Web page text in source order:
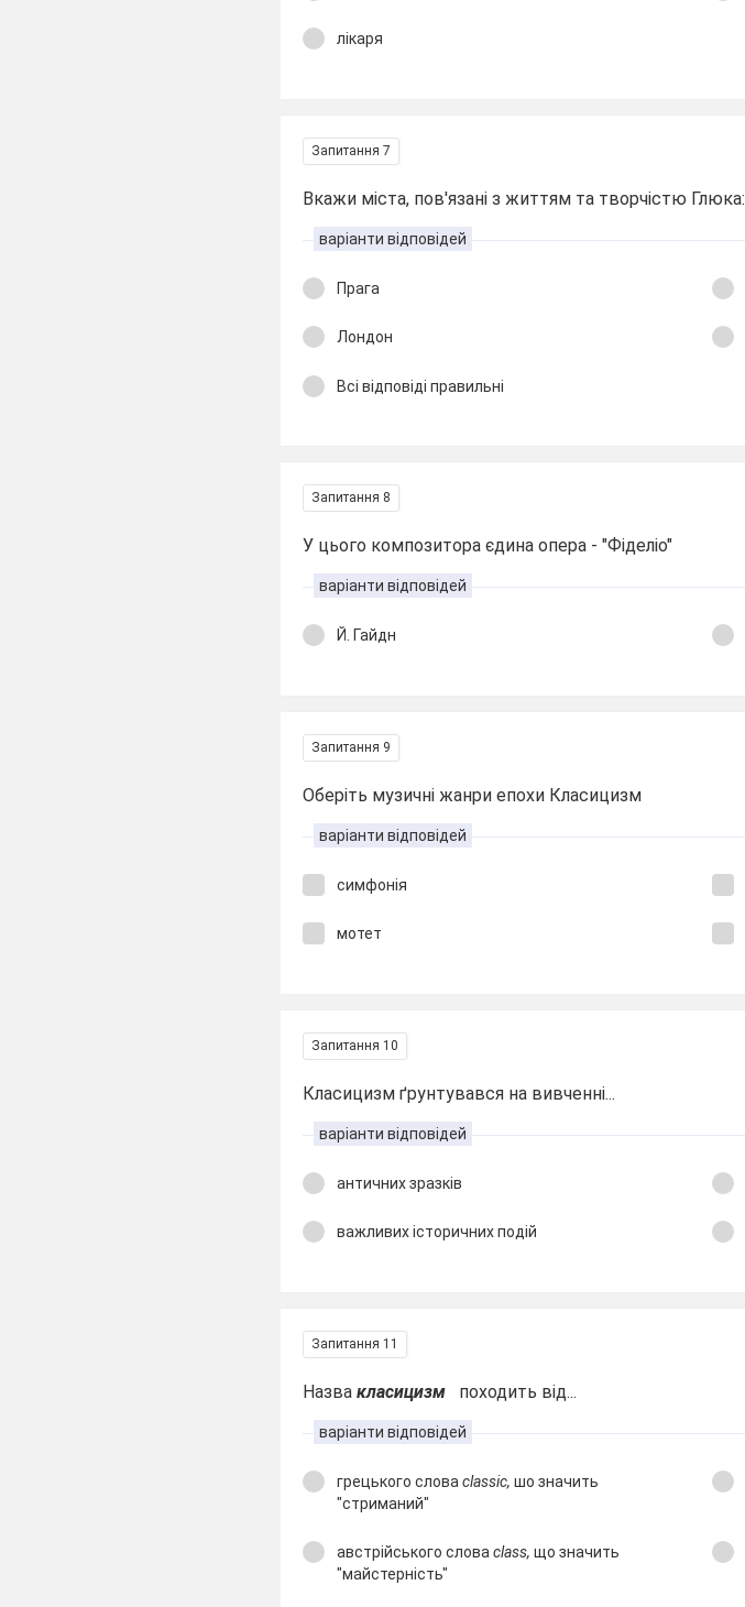
лікаря
Запитання 7
Вкажи міста, пов'язані з життям та творчістю Глюка:
варіанти відповідей
Прага
Лондон
Всі відповіді правильні
Запитання 8
У цього композитора єдина опера - "Фіделіо"
варіанти відповідей
Й. Гайдн
Запитання 9
Оберіть музичні жанри епохи Класицизм
варіанти відповідей
симфонія
мотет
Запитання 10
Класицизм ґрунтувався на вивченні...
варіанти відповідей
античних зразків
важливих історичних подій
Запитання 11
Назвакласицизм походить від...
варіанти відповідей
грецького словаclassic,шо значить
"стриманий"
австрійського словаclass,що значить
"майстерність"